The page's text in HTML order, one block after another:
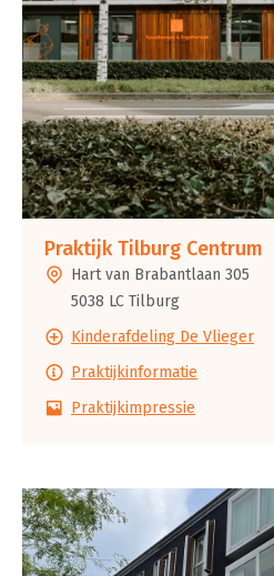
Praktijk Tilburg Centrum
Hart van Brabantlaan 305
5038 LC Tilburg
Kinderafdeling De Vlieger
Praktijkinformatie
Praktijkimpressie